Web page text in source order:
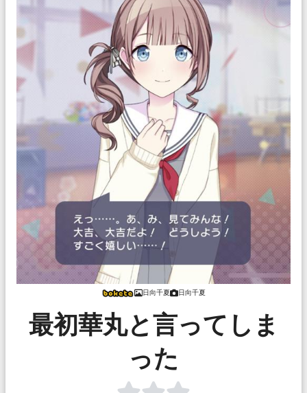
日向千夏 日向千夏
最初華丸と言ってしま
った